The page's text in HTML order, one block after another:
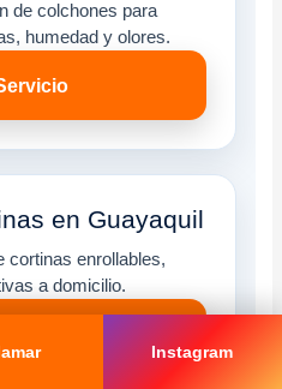
Instagram
de colchones para
humedad y olores.
en Guayaquil
cortinas enrollables,
a domicilio.